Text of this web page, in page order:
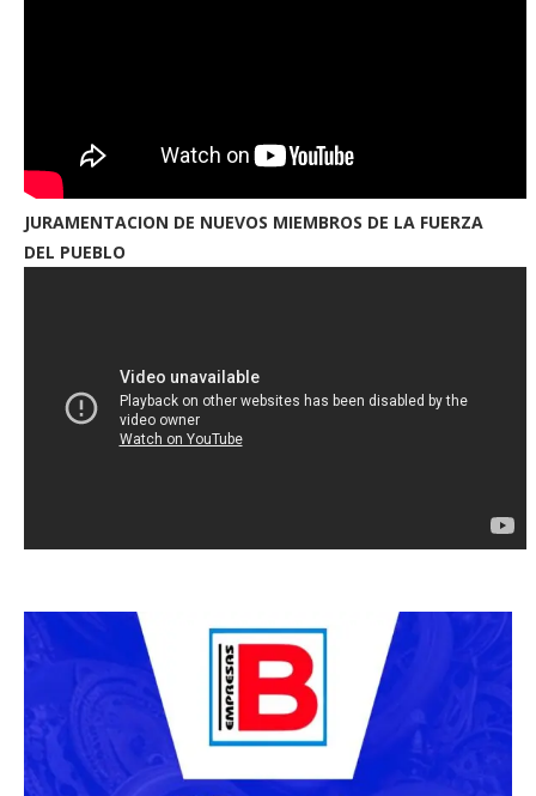
JURAMENTACION DE NUEVOS MIEMBROS DE LA FUERZA
DEL PUEBLO